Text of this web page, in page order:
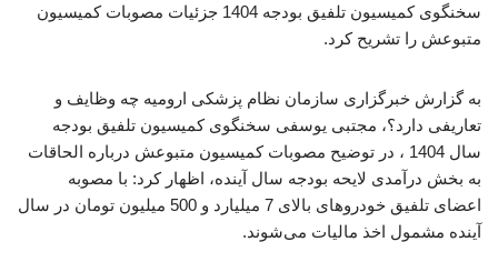
سخنگوی کمیسیون تلفیق بودجه 1404 جزئیات مصوبات کمیسیون
متبوعش را تشریح کرد.
به گزارش خبرگزاری سازمان نظام پزشکی ارومیه چه وظایف و
تعاریفی دارد؟، مجتبی یوسفی سخنگوی کمیسیون تلفیق بودجه
سال 1404 ، در توضیح مصوبات کمیسیون متبوعش درباره الحاقات
به بخش درآمدی لایحه بودجه سال آینده، اظهار کرد: با مصوبه
اعضای تلفیق خودروهای بالای 7 میلیارد و 500 میلیون تومان در سال
آینده مشمول اخذ مالیات می‌شوند.